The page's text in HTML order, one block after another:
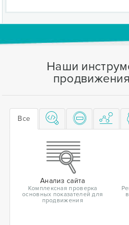
Наши
Все
Анализ сайта
Комплексная проверка
основных показателей для
продвижения